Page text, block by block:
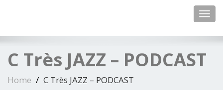
C Très JAZZ – PODCAST
Home C Très JAZZ – PODCAST